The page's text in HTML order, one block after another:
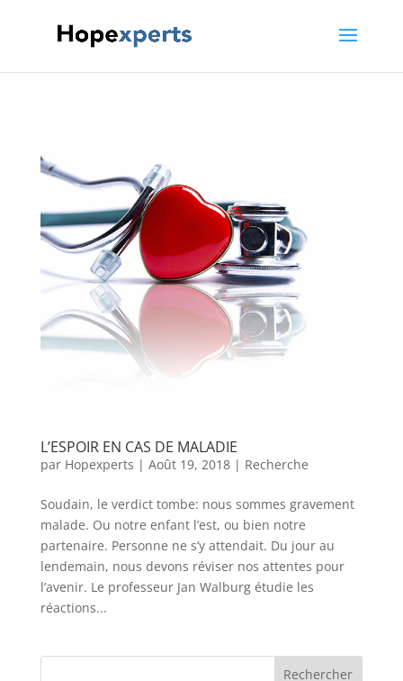
L’ESPOIR EN CAS DE MALADIE
par Hopexperts | Août 19, 2018| Recherche
Soudain, le verdict tombe: nous sommes gravement
malade. Ou notre enfant l’est, ou bien notre
partenaire. Personne ne s’y attendait. Du jour au
lendemain, nous devons réviser nos attentes pour
l’avenir. Le professeur Jan Walburg étudie les
réactions...